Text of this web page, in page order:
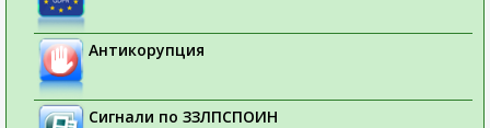
Антикорупция
Сигнали по ЗЗЛПСПОИН